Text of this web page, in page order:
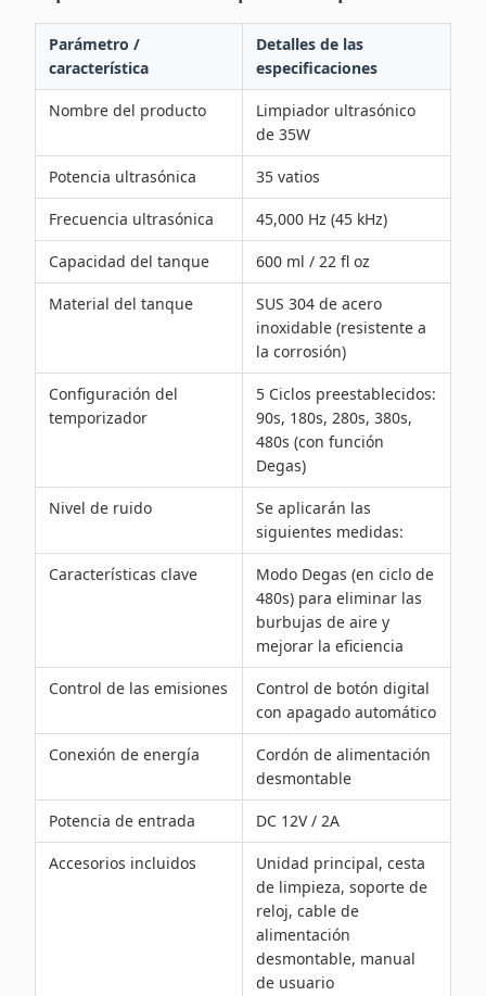
Parámetro /
característica
Detalles de las
especificaciones
Nombre del producto
Limpiador ultrasónico
de 35W
Potencia ultrasónica 35 vatios
Frecuencia ultrasónica 45,000 Hz (45 kHz)
Capacidad del tanque 600 ml / 22 fl oz
Material del tanque
SUS 304 de acero
inoxidable (resistente a
la corrosión)
Configuración del
temporizador
5 Ciclos preestablecidos:
90s, 180s, 280s, 380s,
480s (con función
Degas)
Nivel de ruido
Se aplicarán las
siguientes medidas:
Características clave
Modo Degas (en ciclo de
480s) para eliminar las
burbujas de aire y
mejorar la eficiencia
Control de las emisiones
Control de botón digital
con apagado automático
Conexión de energía
Cordón de alimentación
desmontable
Potencia de entrada DC 12V / 2A
Accesorios incluidos
Unidad principal, cesta
de limpieza, soporte de
reloj, cable de
alimentación
desmontable, manual
de usuario